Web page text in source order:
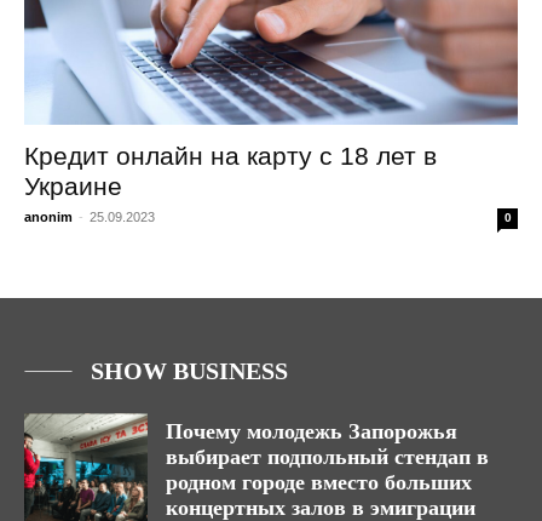
Кредит онлайн на карту с 18 лет в
Украине
anonim - 25.09.2023 0
SHOW BUSINESS
Почему молодежь Запорожья
выбирает подпольный стендап в
родном городе вместо больших
концертных залов в эмиграции